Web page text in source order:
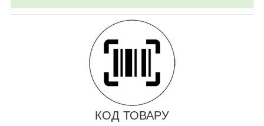
КОД ТОВАРУ